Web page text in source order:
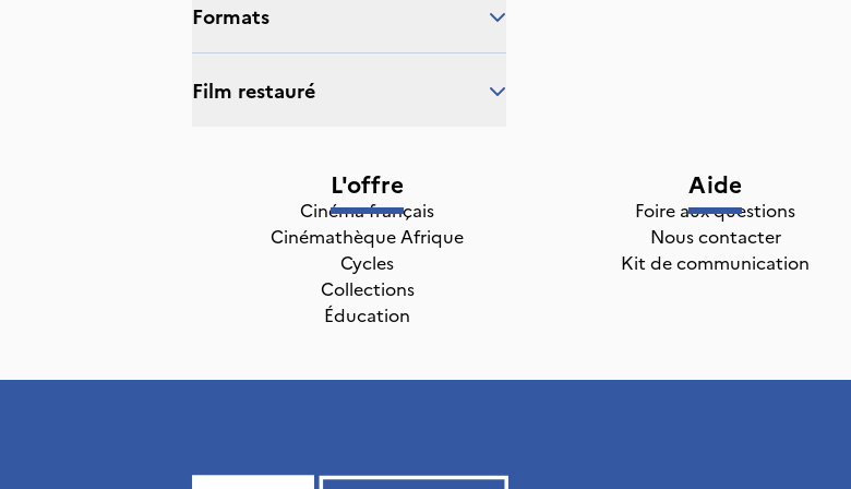
Formats
Film restauré
L'offre
Cinéma français
Cinémathèque Afrique
Cycles
Collections
Éducation
Aide
Foire aux questions
Nous contacter
Kit de communication